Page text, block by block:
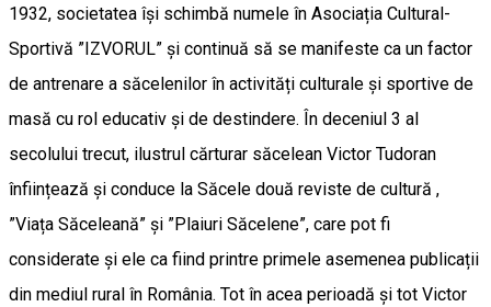
1932, societatea își schimbă numele în Asociația Cultural-
Sportivă ”IZVORUL” și continuă să se manifeste ca un factor
de antrenare a săcelenilor în activități culturale și sportive de
masă cu rol educativ și de destindere. În deceniul 3 al
secolului trecut, ilustrul cărturar săcelean Victor Tudoran
înființează și conduce la Săcele două reviste de cultură ,
”Viața Săceleană” și ”Plaiuri Săcelene”, care pot fi
considerate și ele ca fiind printre primele asemenea publicații
din mediul rural în România. Tot în acea perioadă și tot Victor